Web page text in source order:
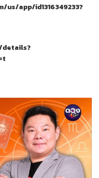
app/id1316349233?